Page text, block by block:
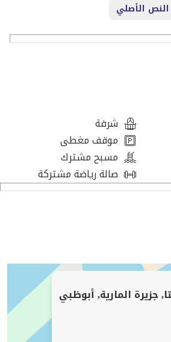
الأصلي
شرفة
موقف مغطى
مسبح مشترك
صالة رياضة مشتركة
جزيرة المارية, أبوظبي